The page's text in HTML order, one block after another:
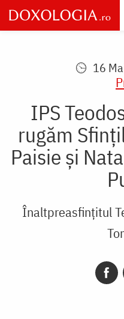
Skip
to
main
16
IPS
rugăm
Paisie și
Înaltpreasfințitul